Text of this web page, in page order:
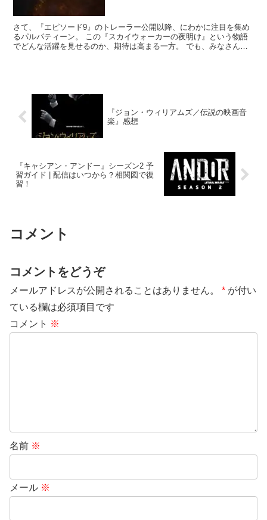
さて、『エピソード9』のトレーラー公開以降、にわかに注目を集め
るパルパティーン。 この『スカイウォーカーの夜明け』という物語
でどんな活躍を見せるのか、期待は高まる一方。 でも、みなさん。
『ジョン・ウィリアムズ／伝説の映画音
楽』感想
『キャシアン・アンドー』シーズン2 予
習ガイド | 配信はいつから？相関図で復
習！
コメント
コメントをどうぞ
メールアドレスが公開されることはありません。 * が付い
ている欄は必須項目です
コメント ※
名前 ※
メール ※